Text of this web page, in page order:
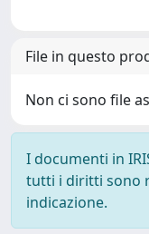
File in questo
Non ci sono file
I documenti in
tutti i diritti sono
indicazione.